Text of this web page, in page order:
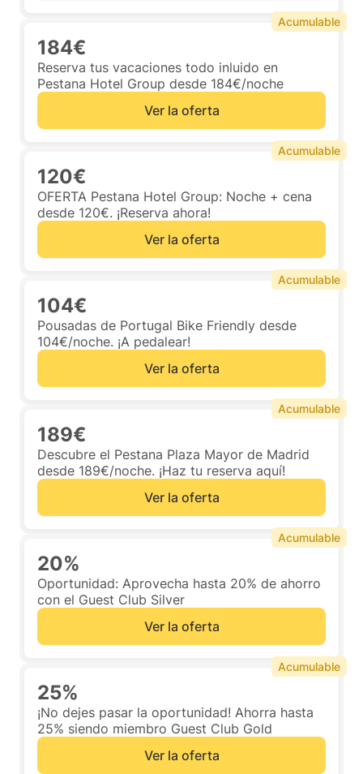
184€
Reserva tus vacaciones todo inluido en
Pestana Hotel Group desde 184€/noche
Ver la oferta
Acumulable
120€
OFERTA Pestana Hotel Group: Noche + cena
desde 120€. ¡Reserva ahora!
Ver la oferta
Acumulable
104€
Pousadas de Portugal Bike Friendly desde
104€/noche. ¡A pedalear!
Ver la oferta
Acumulable
189€
Descubre el Pestana Plaza Mayor de Madrid
desde 189€/noche. ¡Haz tu reserva aquí!
Ver la oferta
Acumulable
20%
Oportunidad: Aprovecha hasta 20% de ahorro
con el Guest Club Silver
Ver la oferta
Acumulable
25%
¡No dejes pasar la oportunidad! Ahorra hasta
25% siendo miembro Guest Club Gold
Ver la oferta
Acumulable